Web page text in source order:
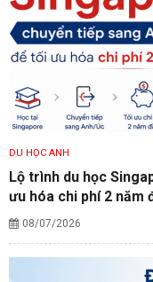
DU HỌC ANH
Lộ trình du học
ưu hóa chi phí 2 năm
08/07/2026